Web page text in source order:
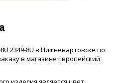
2349-8U в Нижневартовске по
в магазине Европейский